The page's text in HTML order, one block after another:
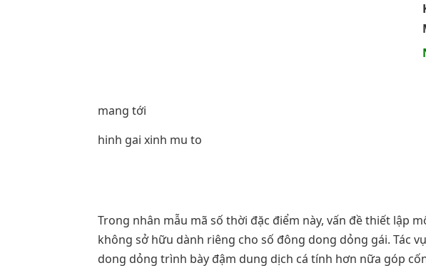
mang tới
hinh gai xinh mu to
Trong nhân mẫu mã số thời đặc điểm này, vấn đề thiết lập
không sở hữu dành riêng cho số đông dong dỏng gái. Tác
dong dỏng trình bày đậm dung dịch cá tính hơn nữa góp